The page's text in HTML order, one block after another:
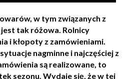
w tym związanych z
tak różowa. Rolnicy
i kłopoty z zamówieniami.
nagminne i najczęściej z
są realizowane, to
sezonu. Wydaje się, że w tej